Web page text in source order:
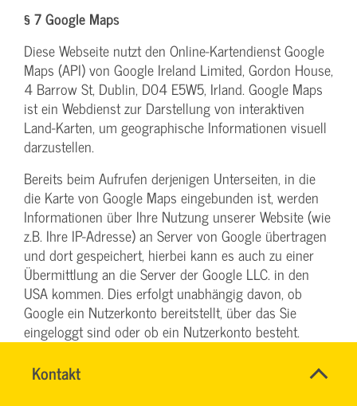
Kontakt
RONALD
Name*
§ 7 Google Maps
Diese Webseite nutzt den Online-Kartendienst Google
Maps (API) von Google Ireland Limited, Gordon House,
4 Barrow St, Dublin, D04 E5W5, Irland. Google Maps
ist ein Webdienst zur Darstellung von interaktiven
Land-Karten, um geographische Informationen visuell
darzustellen.
Bereits beim Aufrufen derjenigen Unterseiten, in die
die Karte von Google Maps eingebunden ist, werden
Informationen über Ihre Nutzung unserer Website (wie
z.B. Ihre IP-Adresse) an Server von Google übertragen
und dort gespeichert, hierbei kann es auch zu einer
Übermittlung an die Server der Google LLC. in den
USA kommen. Dies erfolgt unabhängig davon, ob
Google ein Nutzerkonto bereitstellt, über das Sie
eingeloggt sind oder ob ein Nutzerkonto besteht.
Daten direkt Ihrem Konto zugeordnet. Wenn Sie die